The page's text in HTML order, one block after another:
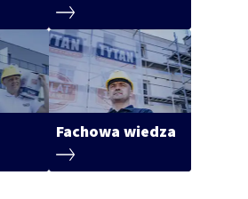
Fachowa wiedza